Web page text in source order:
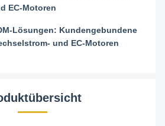
EC-Motoren
Lösungen: Kundengebundene
und EC-Motoren